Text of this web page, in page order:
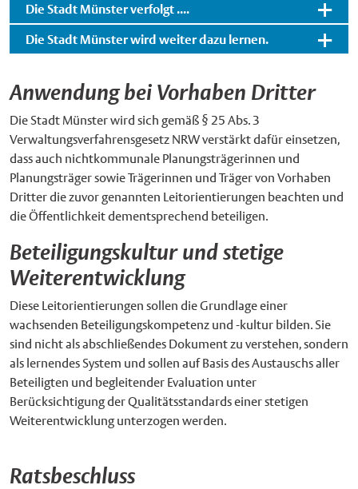
Die Stadt Münster verfolgt ....
Die Stadt Münster wird weiter dazu lernen.
Anwendung bei Vorhaben Dritter
Die Stadt Münster wird sich gemäß § 25 Abs. 3
Verwaltungsverfahrensgesetz NRW verstärkt dafür einsetzen,
dass auch nichtkommunale Planungsträgerinnen und
Planungsträger sowie Trägerinnen und Träger von Vorhaben
Dritter die zuvor genannten Leitorientierungen beachten und
die Öffentlichkeit dementsprechend beteiligen.
Beteiligungskultur und stetige
Weiterentwicklung
Diese Leitorientierungen sollen die Grundlage einer
wachsenden Beteiligungskompetenz und -kultur bilden. Sie
sind nicht als abschließendes Dokument zu verstehen, sondern
als lernendes System und sollen auf Basis des Austauschs aller
Beteiligten und begleitender Evaluation unter
Berücksichtigung der Qualitätsstandards einer stetigen
Weiterentwicklung unterzogen werden.
Ratsbeschluss